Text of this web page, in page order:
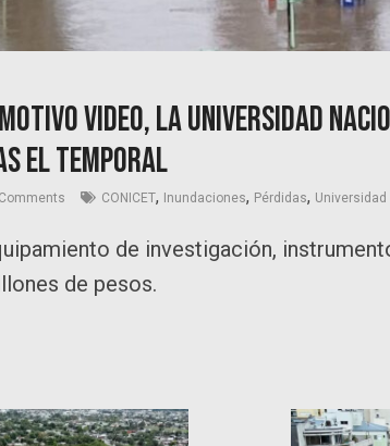
video, la Universidad
el temporal
CONICET, Inundaciones, Pérdidas,
de investigación,
de pesos.